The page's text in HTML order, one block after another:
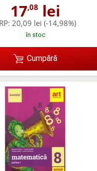
17,08 lei
20,09 lei (-14,98%)
în stoc
Cumpără